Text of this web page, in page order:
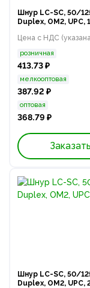
Шнур LC-SC, 50/
Duplex, OM2, UPC,
Цена с НДС
розничная
413.73 ₽
мелкооптовая
387.92 ₽
оптовая
368.79 ₽
Заказать
Шнур LC-SC, 50/
Duplex, OM2, UPC,